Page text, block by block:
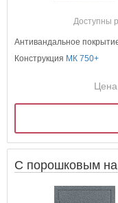
Доступны
Антивандальное
Конструкция МК 750+
Цена
С порошковым